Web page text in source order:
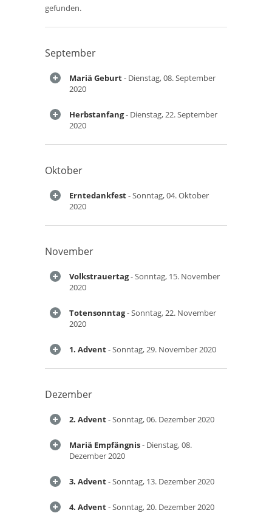
gefunden.
September
Mariä Geburt- Dienstag, 08. September
2020
Herbstanfang- Dienstag, 22. September
2020
Oktober
Erntedankfest- Sonntag, 04. Oktober
2020
November
Volkstrauertag- Sonntag, 15. November
2020
Totensonntag- Sonntag, 22. November
2020
1. Advent- Sonntag, 29. November 2020
Dezember
2. Advent- Sonntag, 06. Dezember 2020
Mariä Empfängnis- Dienstag, 08.
Dezember 2020
3. Advent- Sonntag, 13. Dezember 2020
4. Advent- Sonntag, 20. Dezember 2020